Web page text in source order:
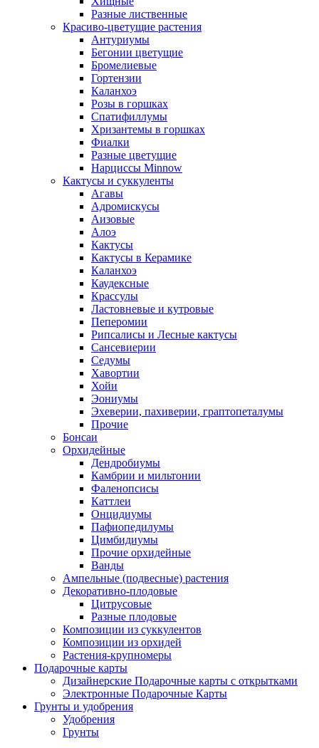
Разные лиственные
Красиво-цветущие растения
Антуриумы
Бегонии цветущие
Бромелиевые
Гортензии
Каланхоэ
Розы в горшках
Спатифиллумы
Хризантемы в горшках
Фиалки
Разные цветущие
Нарциссы Minnow
Кактусы и суккуленты
Агавы
Адромискусы
Аизовые
Алоэ
Кактусы
Кактусы в Керамике
Каланхоэ
Каудексные
Крассулы
Ластовневые и кутровые
Пеперомии
Рипсалисы и Лесные кактусы
Сансевиерии
Седумы
Хавортии
Хойи
Эониумы
Эхеверии, пахиверии, граптопеталумы
Прочие
Бонсаи
Орхидейные
Дендробиумы
Камбрии и мильтонии
Фаленопсисы
Каттлеи
Онцидиумы
Пафиопедилумы
Цимбидиумы
Прочие орхидейные
Ванды
Ампельные (подвесные) растения
Декоративно-плодовые
Цитрусовые
Разные плодовые
Композиции из суккулентов
Композиции из орхидей
Растения-крупномеры
Подарочные карты
Дизайнерские Подарочные карты с открытками
Электронные Подарочные Карты
Грунты и удобрения
Удобрения
Грунты